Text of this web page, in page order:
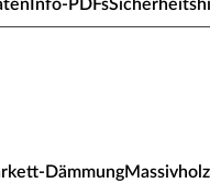
Info-PDFs
- die Parador Laminat
Dämmung